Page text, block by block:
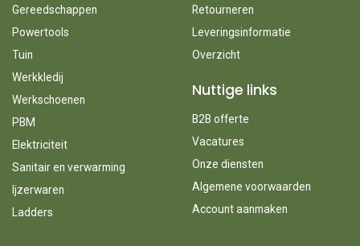
Gereedschappen
Powertools
Tuin
Werkkledij
Werkschoenen
PBM
Elektriciteit
Sanitair en verwarming
Ijzerwaren
Ladders
Retourneren
Leveringsinformatie
Overzicht
Nuttige links
B2B offerte
Vacatures
Onze diensten
Algemene voorwaarden
Account aanmaken